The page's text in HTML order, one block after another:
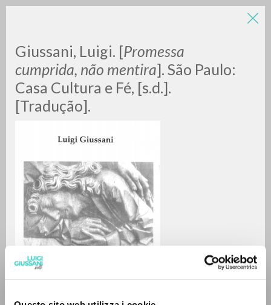
Giussani, Luigi. [Promessa
cumprida, não mentira]. São Paulo:
Casa Cultura e Fé, [s.d.].
[Tradução].
LUIGI
GIUSSANI